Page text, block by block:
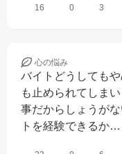
16 0 3
心の悩み
バイトどうしても
も止められてしま
事だからしょうが
トを経験できるか…